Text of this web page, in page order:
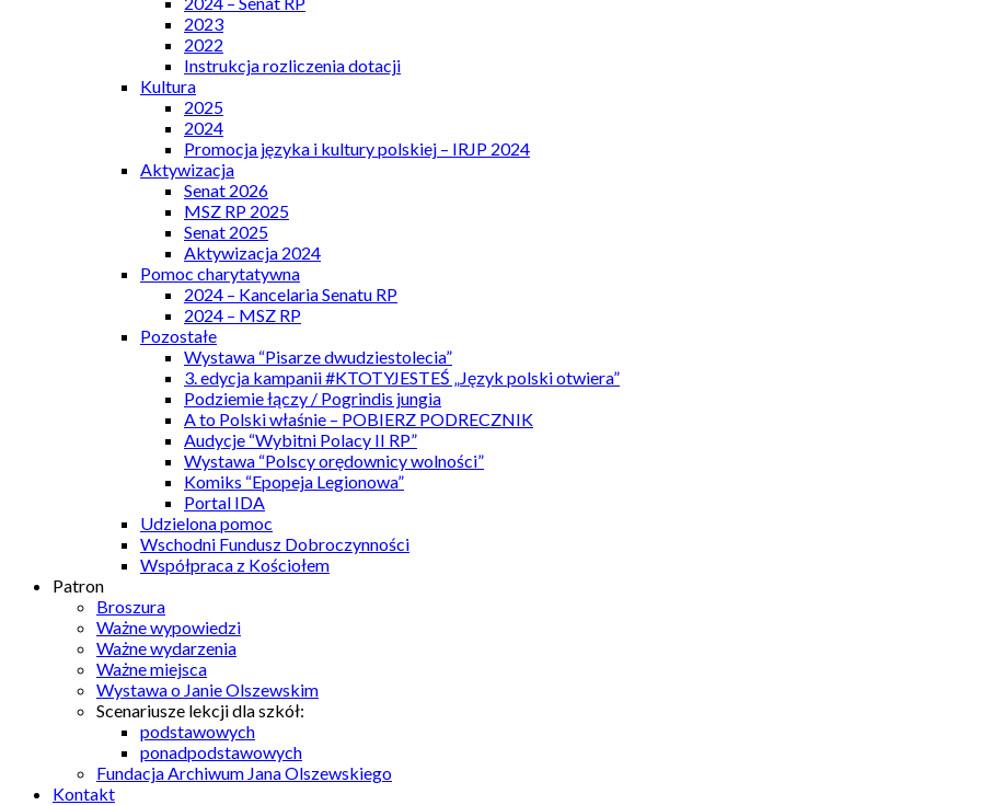
2023
2022
Instrukcja rozliczenia dotacji
Kultura
2025
2024
Promocja języka i kultury polskiej – IRJP 2024
Aktywizacja
Senat 2026
MSZ RP 2025
Senat 2025
Aktywizacja 2024
Pomoc charytatywna
2024 – Kancelaria Senatu RP
2024 – MSZ RP
Pozostałe
Wystawa “Pisarze dwudziestolecia”
3. edycja kampanii #KTOTYJESTEŚ „Język polski otwiera”
Podziemie łączy / Pogrindis jungia
A to Polski właśnie – POBIERZ PODRECZNIK
Audycje “Wybitni Polacy II RP”
Wystawa “Polscy orędownicy wolności”
Komiks “Epopeja Legionowa”
Portal IDA
Udzielona pomoc
Wschodni Fundusz Dobroczynności
Współpraca z Kościołem
Patron
Broszura
Ważne wypowiedzi
Ważne wydarzenia
Ważne miejsca
Wystawa o Janie Olszewskim
Scenariusze lekcji dla szkół:
podstawowych
ponadpodstawowych
Fundacja Archiwum Jana Olszewskiego
Kontakt